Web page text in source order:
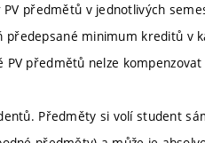
předmětů v jednotlivých
minimum kreditů v
předmětů nelze
Předměty si volí student